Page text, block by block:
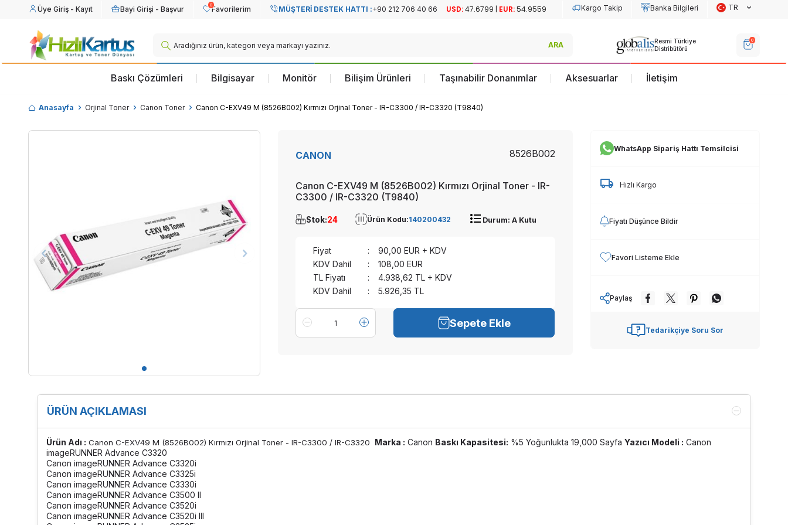
Üye Giriş - Kayıt Bayi Girişi - Başvur 0Favorilerim MÜŞTERI DESTEK HATTI :+90 212 706 40 66 Kargo Takip Banka Bilgileri TR
ARA
Resmi Türkiye
Distribütörü
Resmi Türkiye
Distribütörü
0
Baskı Çözümleri Bilgisayar Monitör Bilişim Ürünleri Taşınabilir Donanımlar Aksesuarlar İletişim
Anasayfa Orjinal Toner Canon Toner Canon C-EXV49 M (8526B002) Kırmızı Orjinal Toner - IR-C3300 / IR-C3320 (T9840)
CANON 8526B002
Canon C-EXV49 M (8526B002) Kırmızı Orjinal Toner - IR-
C3300 / IR-C3320 (T9840)
Stok:24 Ürün Kodu:140200432 Durum: A Kutu
Fiyat : 90,00 EUR + KDV
KDV Dahil
: 108,00 EUR
TL Fiyatı
: 4.938,62 TL + KDV
KDV Dahil
: 5.926,35 TL
Sepete Ekle
WhatsApp Sipariş Hattı Temsilcisi
Hızlı Kargo
Fiyatı Düşünce Bildir
Favori Listeme Ekle
Paylaş
Tedarikçiye Soru Sor
ÜRÜN AÇIKLAMASI
Ürün Adı : Canon C-EXV49 M (8526B002) Kırmızı Orjinal Toner - IR-C3300 / IR-C3320 Marka : Canon Baskı Kapasitesi: %5 Yoğunlukta 19,000 Sayfa Yazıcı Modeli : Canon
imageRUNNER Advance C3320
Canon imageRUNNER Advance C3320i
Canon imageRUNNER Advance C3325i
Canon imageRUNNER Advance C3330i
Canon imageRUNNER Advance C3500 II
Canon imageRUNNER Advance C3520i
Canon imageRUNNER Advance C3520i III